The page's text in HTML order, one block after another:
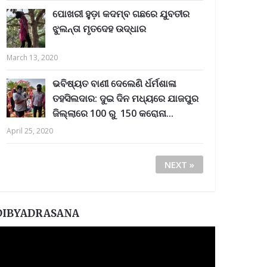
ପୋଖରୀ ହୁଡ଼ା କଦମ୍ବ ଗଛରେ ଯୁବତୀର
ଝୁଲନ୍ତା ମୃତଦେହ ଉଦ୍ଧାର
March 13, 2020
ଭବିଷ୍ୟତ ବାଣୀ ଦେଲେଣି ର୍ଧର୍ମଶାଳା
ତହସିଲଦାର: ଦୁଇ ଦିନ ମଧ୍ୟରେ ଯାଜପୁର
ଜିଲ୍ଲାରେ 100 ରୁ 150 କରୋନା...
April 25, 2020
NEXT »